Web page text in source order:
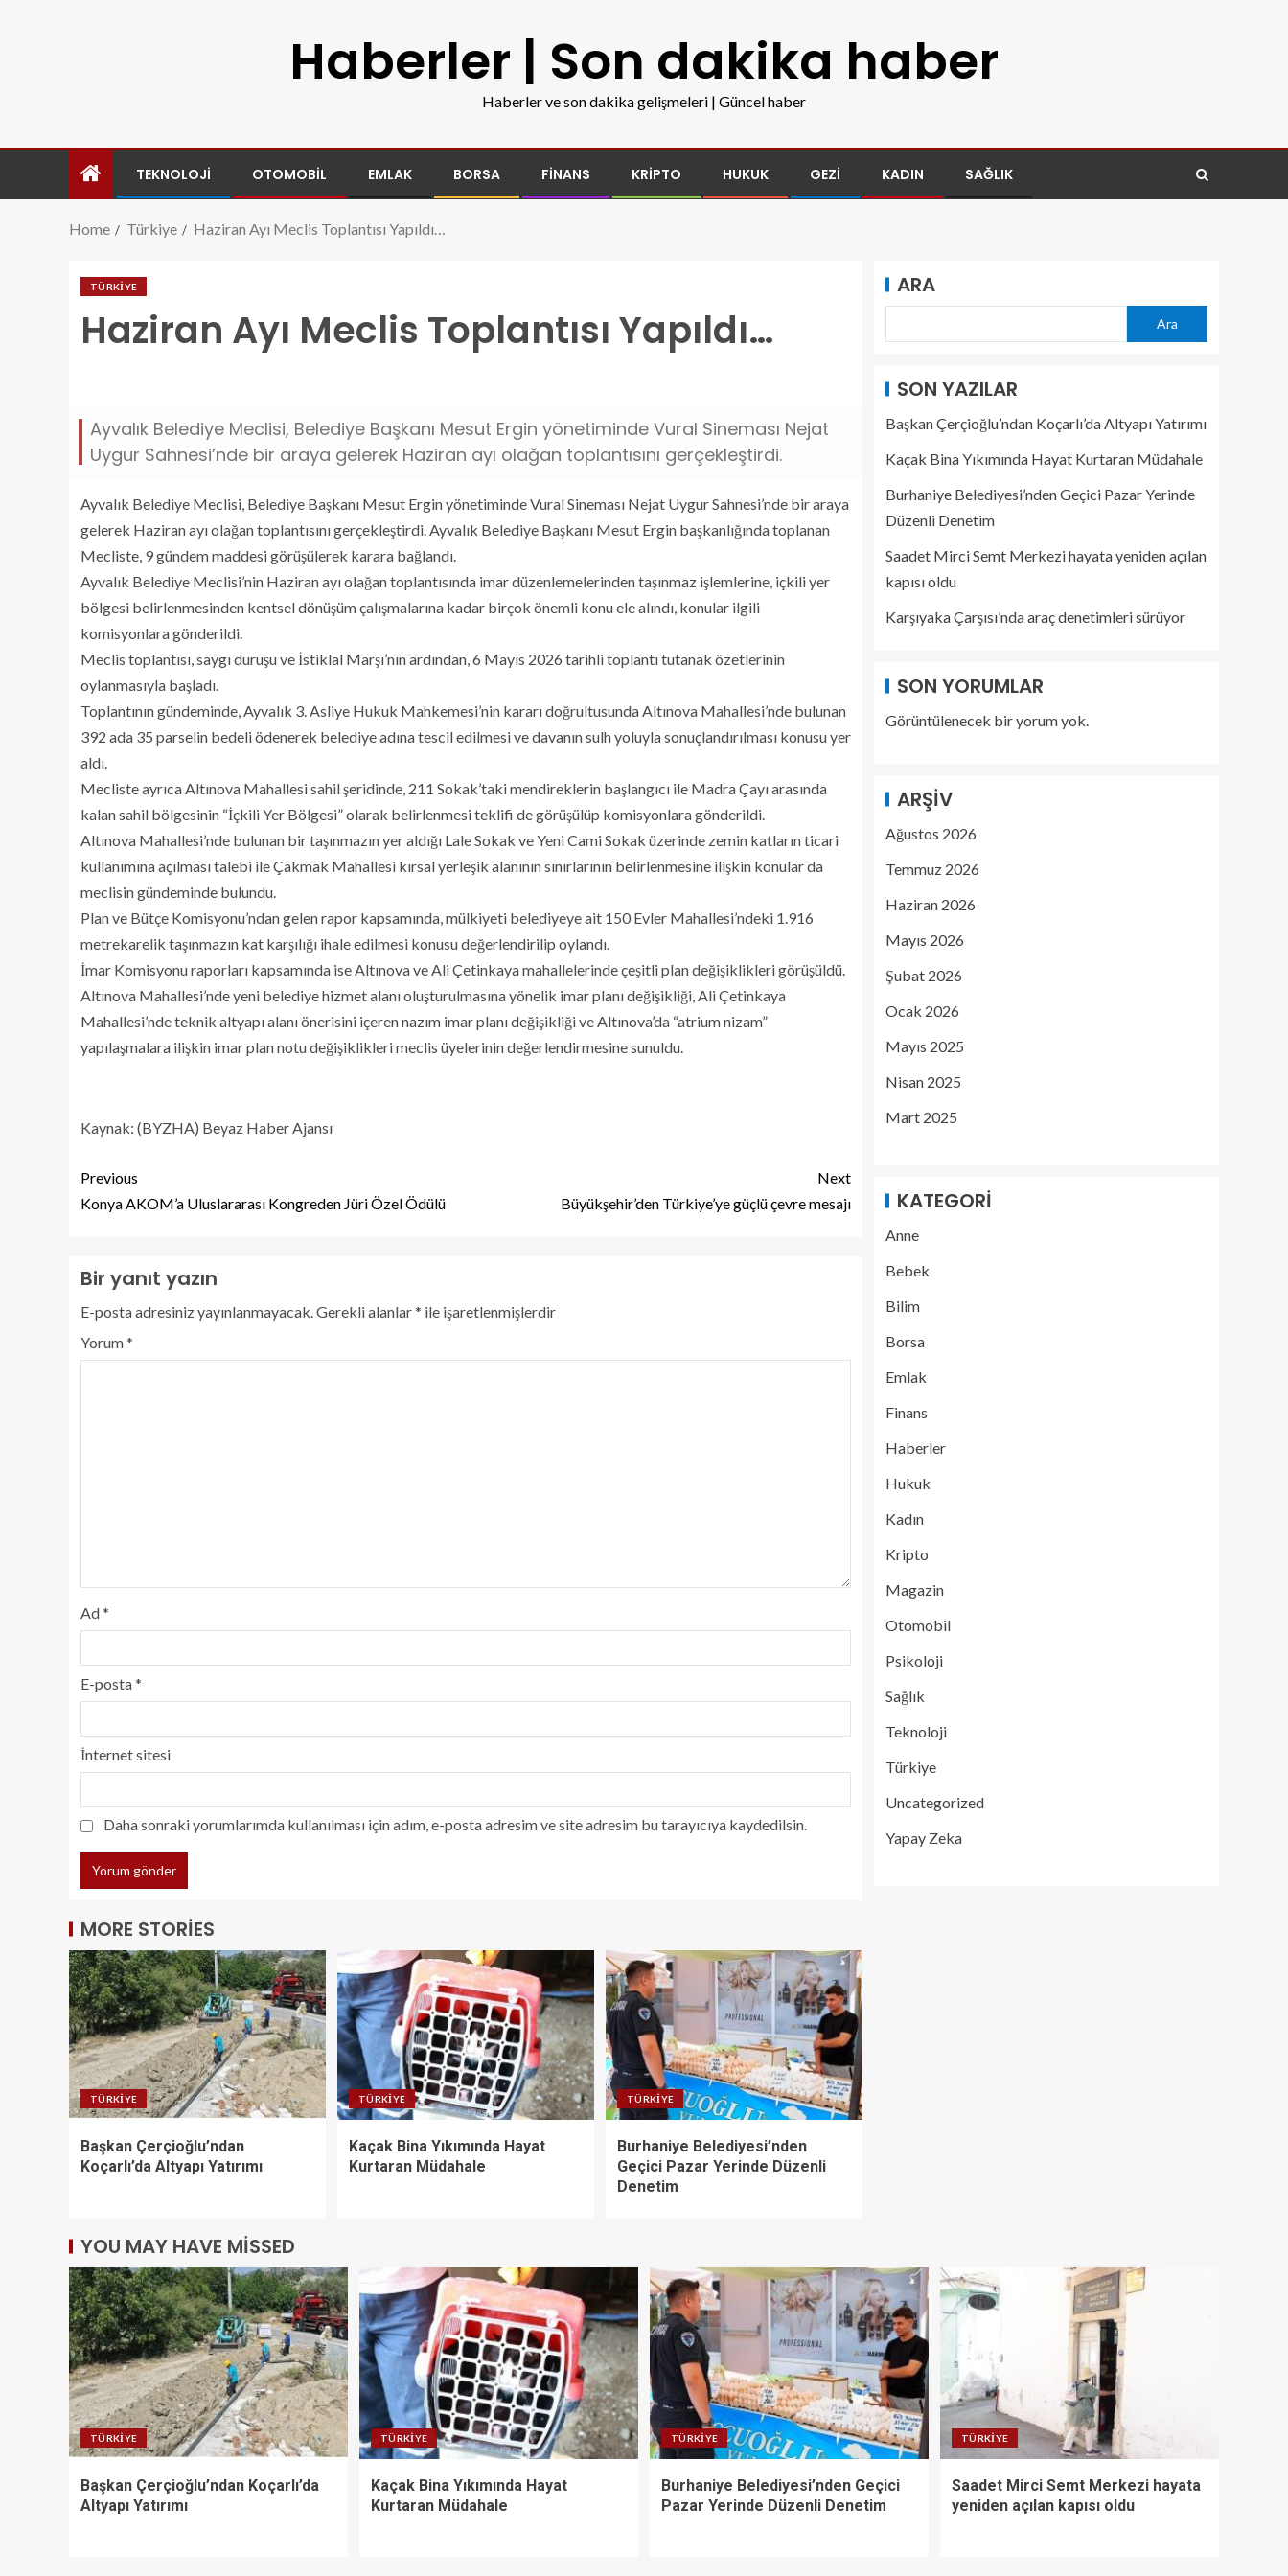
Haberler | Son dakika haber
Haberler ve son dakika gelişmeleri | Güncel haber
TEKNOLOJI OTOMOBIL EMLAK BORSA FINANS KRIPTO HUKUK GEZI KADIN SAĞLIK
Home Türkiye Haziran Ayı Meclis Toplantısı Yapıldı…
TÜRKIYE
Haziran Ayı Meclis Toplantısı Yapıldı…
Ayvalık Belediye Meclisi, Belediye Başkanı Mesut Ergin yönetiminde Vural Sineması Nejat
Uygur Sahnesi’nde bir araya gelerek Haziran ayı olağan toplantısını gerçekleştirdi.
Ayvalık Belediye Meclisi, Belediye Başkanı Mesut Ergin yönetiminde Vural Sineması Nejat Uygur Sahnesi’nde bir araya
gelerek Haziran ayı olağan toplantısını gerçekleştirdi. Ayvalık Belediye Başkanı Mesut Ergin başkanlığında toplanan
Mecliste, 9 gündem maddesi görüşülerek karara bağlandı.
Ayvalık Belediye Meclisi’nin Haziran ayı olağan toplantısında imar düzenlemelerinden taşınmaz işlemlerine, içkili yer
bölgesi belirlenmesinden kentsel dönüşüm çalışmalarına kadar birçok önemli konu ele alındı, konular ilgili
komisyonlara gönderildi.
Meclis toplantısı, saygı duruşu ve İstiklal Marşı’nın ardından, 6 Mayıs 2026 tarihli toplantı tutanak özetlerinin
oylanmasıyla başladı.
Toplantının gündeminde, Ayvalık 3. Asliye Hukuk Mahkemesi’nin kararı doğrultusunda Altınova Mahallesi’nde bulunan
392 ada 35 parselin bedeli ödenerek belediye adına tescil edilmesi ve davanın sulh yoluyla sonuçlandırılması konusu yer
aldı.
Mecliste ayrıca Altınova Mahallesi sahil şeridinde, 211 Sokak’taki mendireklerin başlangıcı ile Madra Çayı arasında
kalan sahil bölgesinin “İçkili Yer Bölgesi” olarak belirlenmesi teklifi de görüşülüp komisyonlara gönderildi.
Altınova Mahallesi’nde bulunan bir taşınmazın yer aldığı Lale Sokak ve Yeni Cami Sokak üzerinde zemin katların ticari
kullanımına açılması talebi ile Çakmak Mahallesi kırsal yerleşik alanının sınırlarının belirlenmesine ilişkin konular da
meclisin gündeminde bulundu.
Plan ve Bütçe Komisyonu’ndan gelen rapor kapsamında, mülkiyeti belediyeye ait 150 Evler Mahallesi’ndeki 1.916
metrekarelik taşınmazın kat karşılığı ihale edilmesi konusu değerlendirilip oylandı.
İmar Komisyonu raporları kapsamında ise Altınova ve Ali Çetinkaya mahallelerinde çeşitli plan değişiklikleri görüşüldü.
Altınova Mahallesi’nde yeni belediye hizmet alanı oluşturulmasına yönelik imar planı değişikliği, Ali Çetinkaya
Mahallesi’nde teknik altyapı alanı önerisini içeren nazım imar planı değişikliği ve Altınova’da “atrium nizam”
yapılaşmalara ilişkin imar plan notu değişiklikleri meclis üyelerinin değerlendirmesine sunuldu.
Kaynak: (BYZHA) Beyaz Haber Ajansı
Previous
Konya AKOM’a Uluslararası Kongreden Jüri Özel Ödülü
Next
Büyükşehir’den Türkiye’ye güçlü çevre mesajı
Bir yanıt yazın
E-posta adresiniz yayınlanmayacak.Gerekli alanlar* ile işaretlenmişlerdir
Yorum*
Ad*
E-posta*
İnternet sitesi
Daha sonraki yorumlarımda kullanılması için adım, e-posta adresim ve site adresim bu tarayıcıya kaydedilsin.
MORE STORIES
TÜRKIYE
Başkan Çerçioğlu’ndan
Koçarlı’da Altyapı Yatırımı
TÜRKIYE
Kaçak Bina Yıkımında Hayat
Kurtaran Müdahale
TÜRKIYE
Burhaniye Belediyesi’nden
Geçici Pazar Yerinde Düzenli
Denetim
ARA
Ara
SON YAZILAR
Başkan Çerçioğlu’ndan Koçarlı’da Altyapı Yatırımı
Kaçak Bina Yıkımında Hayat Kurtaran Müdahale
Burhaniye Belediyesi’nden Geçici Pazar Yerinde
Düzenli Denetim
Saadet Mirci Semt Merkezi hayata yeniden açılan
kapısı oldu
Karşıyaka Çarşısı’nda araç denetimleri sürüyor
SON YORUMLAR
Görüntülenecek bir yorum yok.
ARŞIV
Ağustos 2026
Temmuz 2026
Haziran 2026
Mayıs 2026
Şubat 2026
Ocak 2026
Mayıs 2025
Nisan 2025
Mart 2025
KATEGORI
Anne
Bebek
Bilim
Borsa
Emlak
Finans
Haberler
Hukuk
Kadın
Kripto
Magazin
Otomobil
Psikoloji
Sağlık
Teknoloji
Türkiye
Uncategorized
Yapay Zeka
YOU MAY HAVE MISSED
TÜRKIYE
Başkan Çerçioğlu’ndan Koçarlı’da
Altyapı Yatırımı
TÜRKIYE
Kaçak Bina Yıkımında Hayat
Kurtaran Müdahale
TÜRKIYE
Burhaniye Belediyesi’nden Geçici
Pazar Yerinde Düzenli Denetim
TÜRKIYE
Saadet Mirci Semt Merkezi hayata
yeniden açılan kapısı oldu